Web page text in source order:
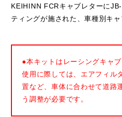
KEIHINN FCRキャブレターに
ティングが施された、車種別キャ
●本キットはレーシングキャ
使用に際しては、エアフィル
置など、車体に合わせて道路
う調整が必要です。